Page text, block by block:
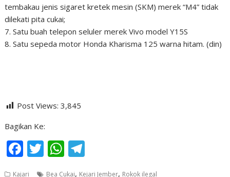
tembakau jenis sigaret kretek mesin (SKM) merek “M4” tidak
dilekati pita cukai;
7. Satu buah telepon seluler merek Vivo model Y15S
8. Satu sepeda motor Honda Kharisma 125 warna hitam. (din)
Post Views: 3,845
Bagikan Ke:
F T W
Kajari Bea Cukai, Kejari Jember, Rokok ilegal